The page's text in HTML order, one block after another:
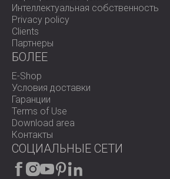
Интеллектуальная собственность
Privacy policy
Clients
Партнеры
БОЛЕЕ
E-Shop
Условия доставки
Гаранции
Terms of Use
Download area
Контакты
СОЦИАЛЬНЫЕ СЕТИ